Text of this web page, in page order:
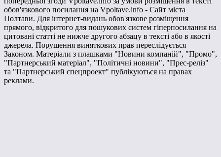
обов'язкового посилання на Vpoltave.info - Сайт міста
Полтави. Для інтернет-видань обов'язкове розміщення
прямого, відкритого для пошукових систем гіперпосилання на
цитовані статті не нижче другого абзацу в тексті або в якості
джерела. Порушення виняткових прав переслідується
Законом. Матеріали з плашками "Новини компаній", "Промо",
"Партнерський матеріал", "Політичні новини", "Прес-реліз"
та "Партнерський спецпроект" публікуються на правах
реклами.